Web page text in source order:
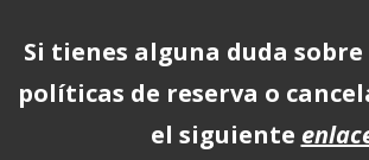
Si tienes alguna duda
políticas de reserva o
el siguiente